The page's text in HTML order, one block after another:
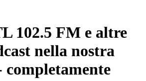
102.5 FM e altre
nella nostra
completamente